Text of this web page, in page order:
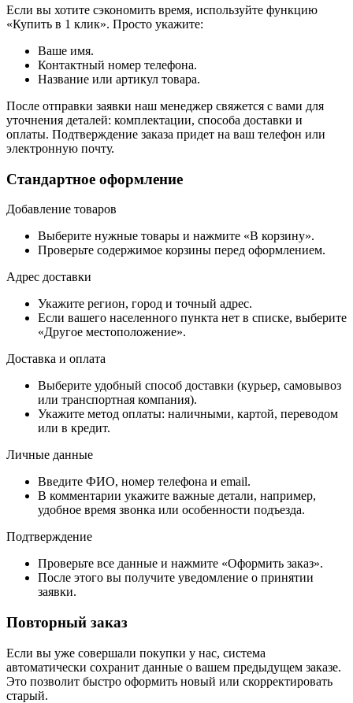
Если вы хотите сэкономить время, используйте функцию
«Купить в 1 клик». Просто укажите:
Ваше имя.
Контактный номер телефона.
Название или артикул товара.
После отправки заявки наш менеджер свяжется с вами для
уточнения деталей: комплектации, способа доставки и
оплаты. Подтверждение заказа придет на ваш телефон или
электронную почту.
Стандартное оформление
Добавление товаров
Выберите нужные товары и нажмите «В корзину».
Проверьте содержимое корзины перед оформлением.
Адрес доставки
Укажите регион, город и точный адрес.
Если вашего населенного пункта нет в списке, выберите
«Другое местоположение».
Доставка и оплата
Выберите удобный способ доставки (курьер, самовывоз
или транспортная компания).
Укажите метод оплаты: наличными, картой, переводом
или в кредит.
Личные данные
Введите ФИО, номер телефона и email.
В комментарии укажите важные детали, например,
удобное время звонка или особенности подъезда.
Подтверждение
Проверьте все данные и нажмите «Оформить заказ».
После этого вы получите уведомление о принятии
заявки.
Повторный заказ
Если вы уже совершали покупки у нас, система
автоматически сохранит данные о вашем предыдущем заказе.
Это позволит быстро оформить новый или скорректировать
старый.